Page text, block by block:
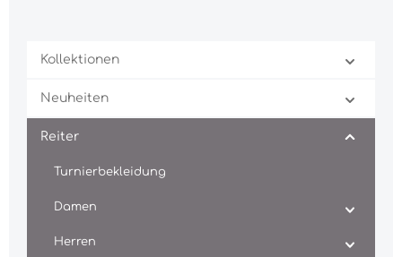
Kollektionen
Neuheiten
Reiter
Turnierbekleidung
Damen
Herren